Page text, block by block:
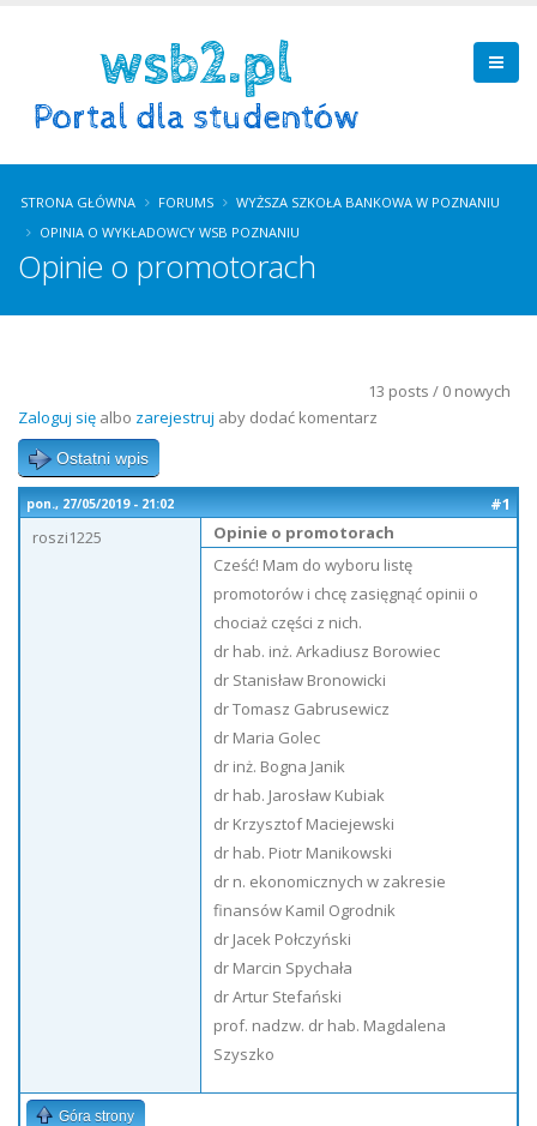
STRONA GŁÓWNA FORUMS
WYŻSZA SZKOŁA BANKOWA W POZNANIU
OPINIA O WYKŁADOWCY WSB POZNANIU
Opinie o promotorach
13 posts / 0 nowych
Zaloguj się albo zarejestruj aby dodać komentarz
Ostatni wpis
pon., 27/05/2019 - 21:02
#1
roszi1225
Opinie o promotorach
Cześć! Mam do wyboru listę
promotorów i chcę zasięgnąć opinii o
chociaż części z nich.
dr hab. inż. Arkadiusz Borowiec
dr Stanisław Bronowicki
dr Tomasz Gabrusewicz
dr Maria Golec
dr inż. Bogna Janik
dr hab. Jarosław Kubiak
dr Krzysztof Maciejewski
dr hab. Piotr Manikowski
dr n. ekonomicznych w zakresie
finansów Kamil Ogrodnik
dr Jacek Połczyński
dr Marcin Spychała
dr Artur Stefański
prof. nadzw. dr hab. Magdalena
Szyszko
Góra strony